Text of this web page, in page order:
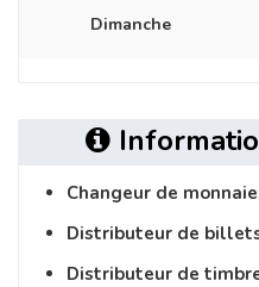
Dimanche
Changeur de monnaie
Distributeur de
Distributeur de